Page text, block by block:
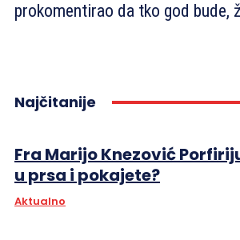
prokomentirao da tko god bude,
Najčitanije
Fra Marijo Knezović
u prsa i pokajete?
Aktualno